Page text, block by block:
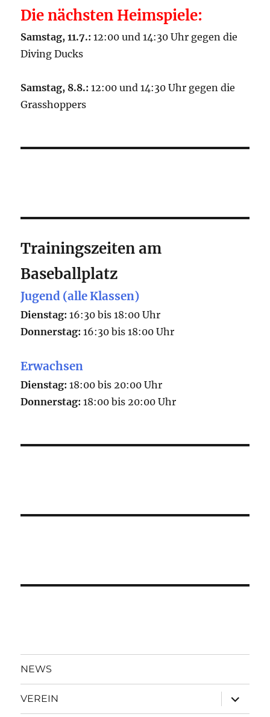
Die nächsten Heimspiele:
Samstag, 11.7.: 12:00 und 14:30 Uhr gegen die
Diving Ducks
Samstag, 8.8.: 12:00 und 14:30 Uhr gegen die
Grasshoppers
Trainingszeiten am
Baseballplatz
Jugend (alle Klassen)
Dienstag: 16:30 bis 18:00 Uhr
Donnerstag: 16:30 bis 18:00 Uhr
Erwachsen
Dienstag: 18:00 bis 20:00 Uhr
Donnerstag: 18:00 bis 20:00 Uhr
NEWS
VEREIN
öffnen